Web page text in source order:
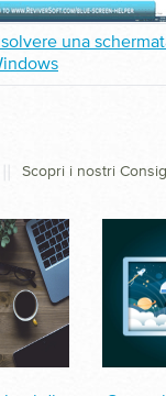
una
Scopri i nostri